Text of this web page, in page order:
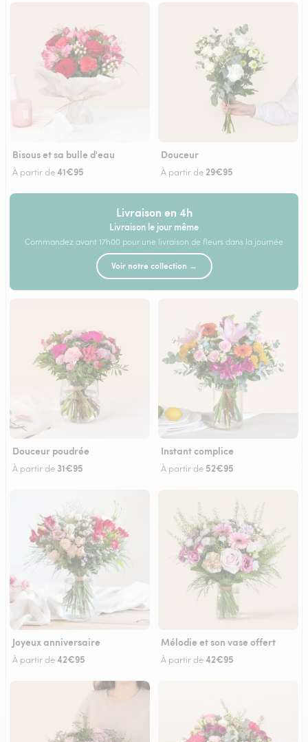
Bisous et sa bulle d'eau
À partir de41€95
Douceur
À partir de 29€95
Livraison en 4h
Livraison le jour même
Commandez avant 17h00 pour une livraison de fleurs dans la journée
Voir notre collection →
Douceur poudrée
À partir de 31€95
Instant complice
À partir de 52€95
Joyeux anniversaire
À partir de42€95
Mélodie et son vase offert
À partir de42€95